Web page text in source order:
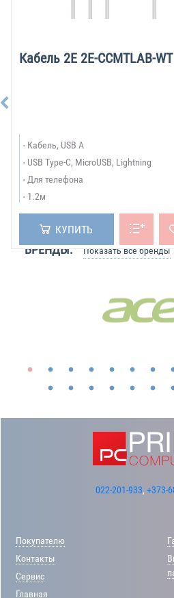
Кабель 2E 2E-CCMTLAB-
Кабель, USB A
USB Type-C, MicroUSB, Lightning
Для телефона
1.2м
КУПИТЬ
БРЕНДЫ: Показать все бренды
022-201-933, +373-
Покупателю
Контакты
Сервис
Главная